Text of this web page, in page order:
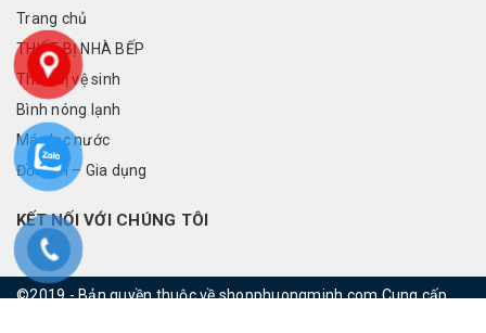
Trang chủ
THIẾT BỊ NHÀ BẾP
Thiết bị vệ sinh
Bình nóng lạnh
Máy lọc nước
Đồ điện – Gia dụng
KẾT NỐI VỚI CHÚNG TÔI
©2019 - Bản quyền thuộc về shopphuongminh.comCung cấp